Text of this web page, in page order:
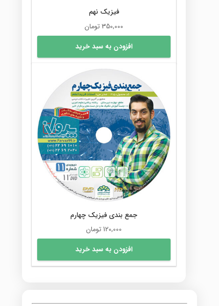
فیزیک نهم
350,000تومان
افزودن به سبد خرید
جمع بندی فیزیک چهارم
120,000تومان
افزودن به سبد خرید